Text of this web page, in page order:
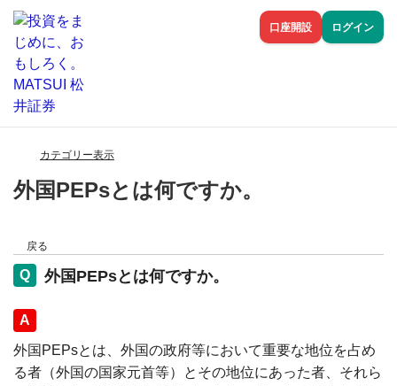
口座開設 ログイン
カテゴリー表示
外国PEPsとは何ですか。
戻る
外国PEPsとは何ですか。
回答
外国PEPsとは、外国の政府等において重要な地位を占め
る者（外国の国家元首等）とその地位にあった者、それら